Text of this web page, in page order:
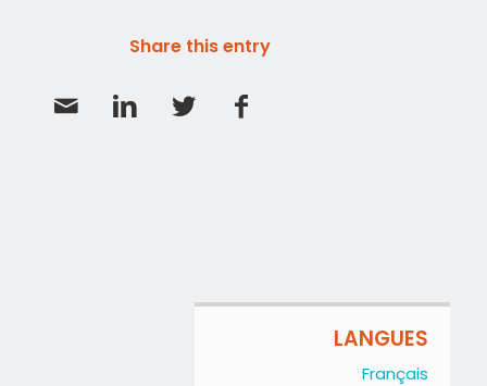
Share this entry
LANGUES
Français